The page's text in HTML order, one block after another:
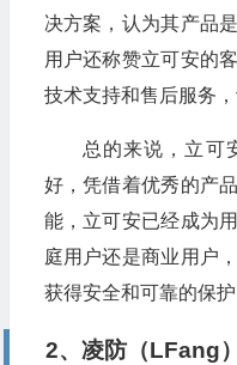
决方案，认为其产品
用户还称赞立可安的
技术支持和售后服务，
总的来说，立可
好，凭借着优秀的产
能，立可安已经成为
庭用户还是商业用户
获得安全和可靠的保护
2、凌防（LFang